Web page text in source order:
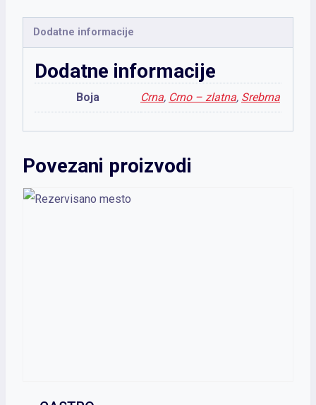
Dodatne informacije
Dodatne informacije
Boja Crna, Crno – zlatna, Srebrna
Povezani proizvodi